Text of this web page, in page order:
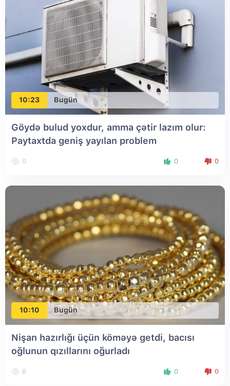
10:23 Bugün
Göydə bulud yoxdur, amma çətir lazım olur:
Paytaxtda geniş yayılan problem
0 0 0
10:10 Bugün
Nişan hazırlığı üçün köməyə getdi, bacısı
oğlunun qızıllarını oğurladı
8 0 0